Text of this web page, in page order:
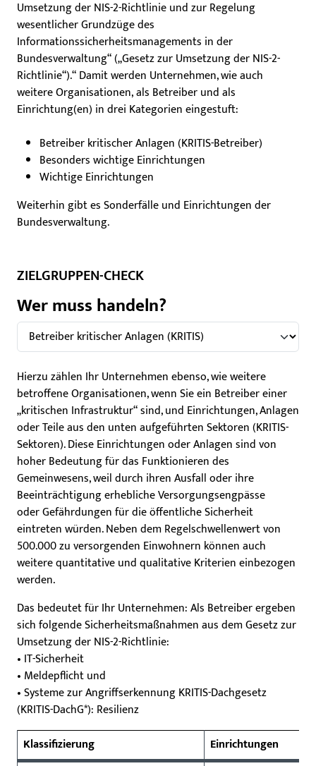
Umsetzung der NIS-2-Richtlinie und zur Regelung
wesentlicher Grundzüge des
Informationssicherheitsmanagements in der
Bundesverwaltung“ („Gesetz zur Umsetzung der NIS-2-
Richtlinie“).“ Damit werden Unternehmen, wie auch
weitere Organisationen, als Betreiber und als
Einrichtung(en) in drei Kategorien eingestuft:
Betreiber kritischer Anlagen (KRITIS-Betreiber)
Besonders wichtige Einrichtungen
Wichtige Einrichtungen
Weiterhin gibt es Sonderfälle und Einrichtungen der
Bundesverwaltung.
ZIELGRUPPEN-CHECK
Wer muss handeln?
Hierzu zählen Ihr Unternehmen ebenso, wie weitere
betroffene Organisationen, wenn Sie ein Betreiber einer
„kritischen Infrastruktur“ sind, und Einrichtungen, Anlagen
oder Teile aus den unten aufgeführten Sektoren (KRITIS-
Sektoren). Diese Einrichtungen oder Anlagen sind von
hoher Bedeutung für das Funktionieren des
Gemeinwesens, weil durch ihren Ausfall oder ihre
Beeinträchtigung erhebliche Versorgungsengpässe
oder Gefährdungen für die öffentliche Sicherheit
eintreten würden. Neben dem Regelschwellenwert von
500.000 zu versorgenden Einwohnern können auch
weitere quantitative und qualitative Kriterien einbezogen
werden.
Das bedeutet für Ihr Unternehmen: Als Betreiber ergeben
sich folgende Sicherheitsmaßnahmen aus dem Gesetz zur
Umsetzung der NIS-2-Richtlinie:
• IT-Sicherheit
• Meldepflicht und
• Systeme zur Angriffserkennung KRITIS-Dachgesetz
(KRITIS-DachG*): Resilienz
Klassifizierung
Einrichtungen